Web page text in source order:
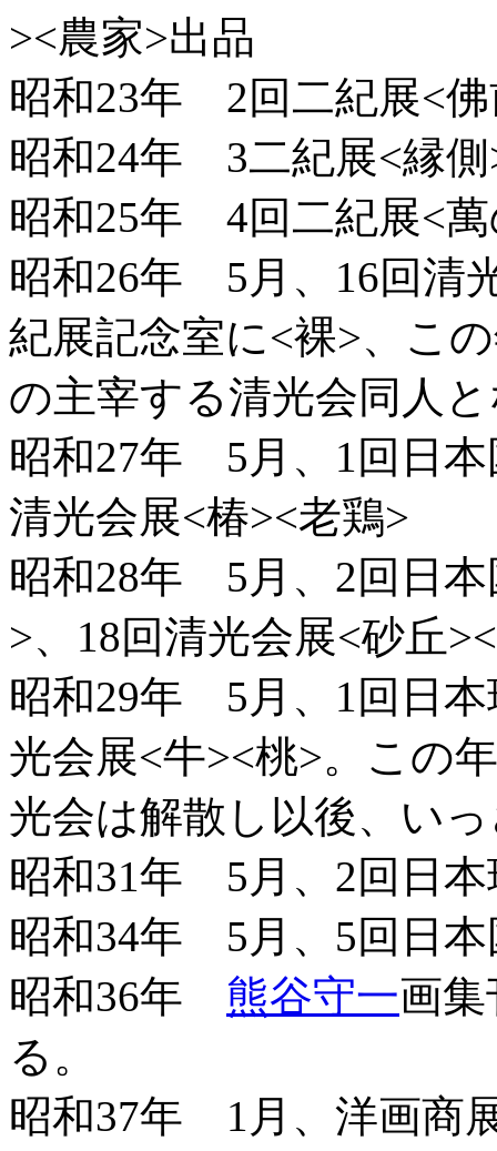
><農家>出品
昭和23年 2回二紀展<佛
昭和24年 3二紀展<縁側
昭和25年 4回二紀展<萬
昭和26年 5月、16回清
紀展記念室に<裸>、こ
の主宰する清光会同人
昭和27年 5月、1回日本
清光会展<椿><老鶏>
昭和28年 5月、2回日本
>、18回清光会展<砂丘
昭和29年 5月、1回日本
光会展<牛><桃>。この
光会は解散し以後、い
昭和31年 5月、2回日
昭和34年 5月、5回日本
昭和36年 熊谷守一画
る。
昭和37年 1月、洋画商